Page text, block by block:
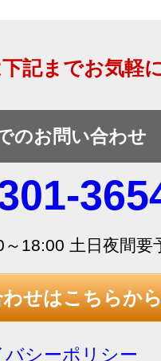
記までお気軽
のお問い合わせ
18:00 土日夜間要
せはこちらか
バシーポリシー